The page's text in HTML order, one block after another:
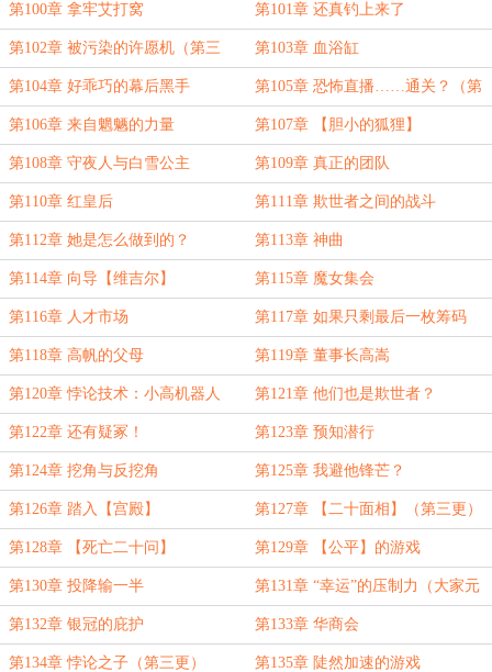
第100章 拿牢艾打窝 第101章 还真钓上来了
第102章 被污染的许愿机（第三
更）
第103章 血浴缸
第104章 好乖巧的幕后黑手 第105章 恐怖直播……通关？（第
三更）
第106章 来自魍魉的力量 第107章 【胆小的狐狸】
第108章 守夜人与白雪公主 第109章 真正的团队
第110章 红皇后 第111章 欺世者之间的战斗
第112章 她是怎么做到的？ 第113章 神曲
第114章 向导【维吉尔】 第115章 魔女集会
第116章 人才市场 第117章 如果只剩最后一枚筹码
第118章 高帆的父母 第119章 董事长高嵩
第120章 悖论技术：小高机器人 第121章 他们也是欺世者？
第122章 还有疑冢！ 第123章 预知潜行
第124章 挖角与反挖角 第125章 我避他锋芒？
第126章 踏入【宫殿】 第127章 【二十面相】（第三更）
第128章 【死亡二十问】 第129章 【公平】的游戏
第130章 投降输一半 第131章 “幸运”的压制力（大家元
宵节快乐！）
第132章 银冠的庇护 第133章 华商会
第134章 悖论之子（第三更） 第135章 陡然加速的游戏